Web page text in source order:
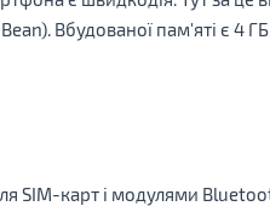
Вбудованої пам'яті є 4
SIM-карт і модулями